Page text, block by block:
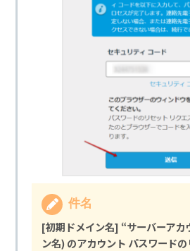
件名
[初期ドメイン名] “サーバーアカ
ン名) のアカウント パスワード